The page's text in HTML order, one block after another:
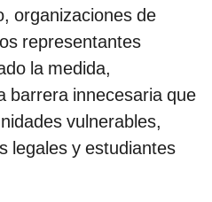
organizaciones de
representantes
la medida,
barrera innecesaria que
vulnerables,
legales y estudiantes